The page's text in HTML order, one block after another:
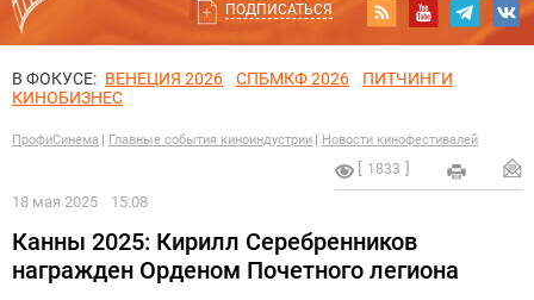
ПОДПИСАТЬСЯ
В ФОКУСЕ: ВЕНЕЦИЯ 2026 СПБМКФ 2026
ПИТЧИНГИ
КИНОБИЗНЕС
ПрофиСинема Главные события киноиндустрии Новости кинофестивалей
1833
18 мая 2025 15:08
Канны 2025: Кирилл Серебренников
награжден Орденом Почетного легиона